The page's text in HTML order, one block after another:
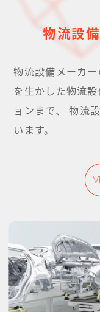
物流設
物流設備メーカー
を生かした物流設
ョンまで、
物流
います。